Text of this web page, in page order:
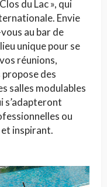
du Lac », qui
Envie
au bar de
unique pour se
réunions,
des
salles modulables
s’adapteront
ou
inspirant.